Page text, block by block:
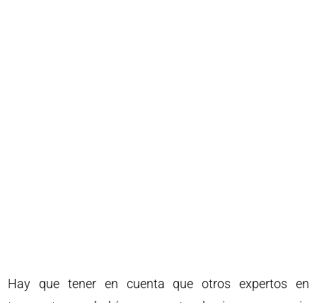
Hay que tener en cuenta que otros expertos en